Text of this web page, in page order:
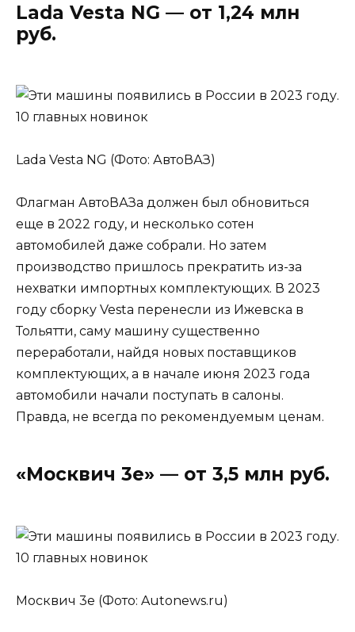
Lada Vesta NG — от 1,24 млн
руб.
Lada Vesta NG (Фото: АвтоВАЗ)
Флагман АвтоВАЗа должен был обновиться
еще в 2022 году, и несколько сотен
автомобилей даже собрали. Но затем
производство пришлось прекратить из-за
нехватки импортных комплектующих. В 2023
году сборку Vesta перенесли из Ижевска в
Тольятти, саму машину существенно
переработали, найдя новых поставщиков
комплектующих, а в начале июня 2023 года
автомобили начали поступать в салоны.
Правда, не всегда по рекомендуемым ценам.
«Москвич 3е» — от 3,5 млн руб.
Москвич 3е (Фото: Autonews.ru)